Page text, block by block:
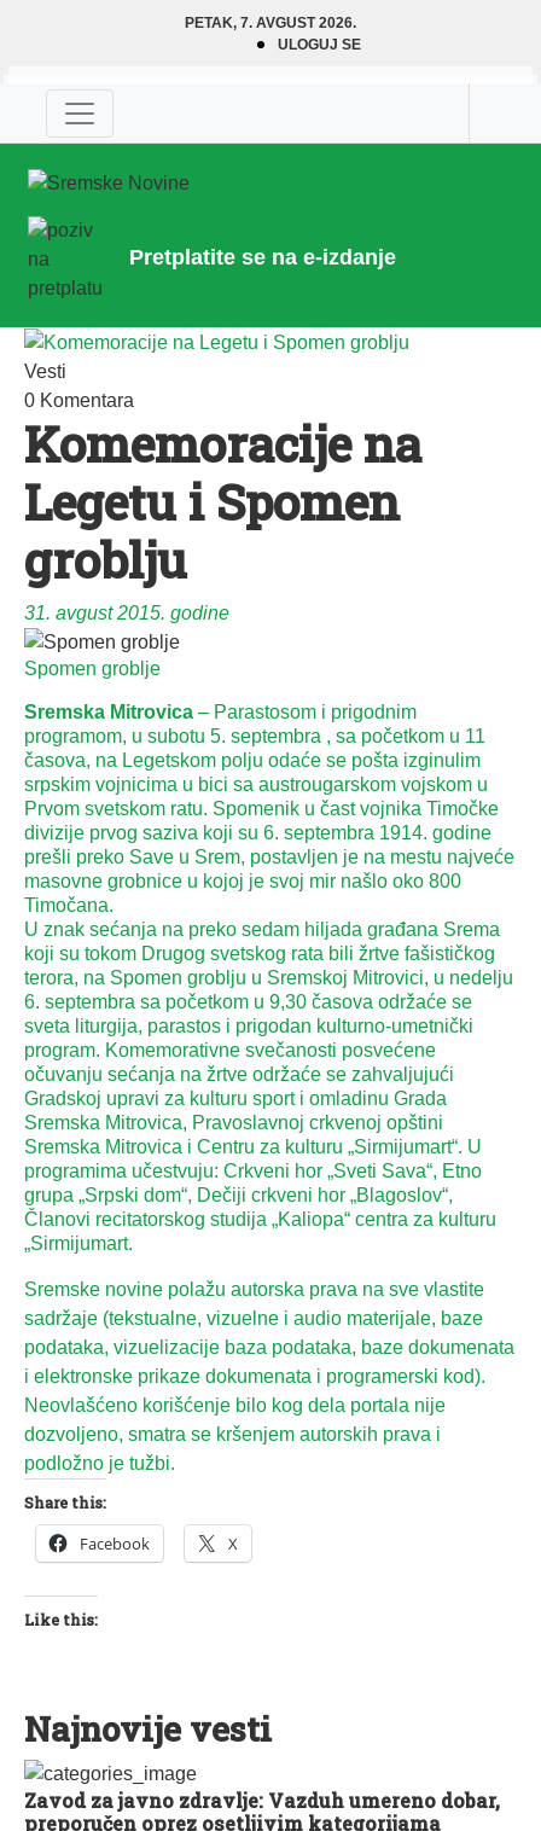
PETAK, 7. AVGUST 2026.
ULOGUJ SE
Pretplatite se na e-izdanje
Vesti
0 Komentara
Komemoracije na
Legetu i Spomen
groblju
31. avgust 2015. godine
Spomen groblje
Sremska Mitrovica – Parastosom i prigodnim
programom, u subotu 5. septembra , sa početkom u 11
časova, na Legetskom polju odaće se pošta izginulim
srpskim vojnicima u bici sa austrougarskom vojskom u
Prvom svetskom ratu. Spomenik u čast vojnika Timočke
divizije prvog saziva koji su 6. septembra 1914. godine
prešli preko Save u Srem, postavljen je na mestu najveće
masovne grobnice u kojoj je svoj mir našlo oko 800
Timočana.
U znak sećanja na preko sedam hiljada građana Srema
koji su tokom Drugog svetskog rata bili žrtve fašističkog
terora, na Spomen groblju u Sremskoj Mitrovici, u nedelju
6. septembra sa početkom u 9,30 časova održaće se
sveta liturgija, parastos i prigodan kulturno-umetnički
program. Komemorativne svečanosti posvećene
očuvanju sećanja na žrtve održaće se zahvaljujući
Gradskoj upravi za kulturu sport i omladinu Grada
Sremska Mitrovica, Pravoslavnoj crkvenoj opštini
Sremska Mitrovica i Centru za kulturu „Sirmijumart“. U
programima učestvuju: Crkveni hor „Sveti Sava“, Etno
grupa „Srpski dom“, Dečiji crkveni hor „Blagoslov“,
Članovi recitatorskog studija „Kaliopa“ centra za kulturu
„Sirmijumart.
Sremske novine polažu autorska prava na sve vlastite
sadržaje (tekstualne, vizuelne i audio materijale, baze
podataka, vizuelizacije baza podataka, baze dokumenata
i elektronske prikaze dokumenata i programerski kod).
Neovlašćeno korišćenje bilo kog dela portala nije
dozvoljeno, smatra se kršenjem autorskih prava i
podložno je tužbi.
Share this:
Facebook X
Like this:
Najnovije vesti
Zavod za javno zdravlje: Vazduh umereno dobar,
preporučen oprez osetljivim kategorijama